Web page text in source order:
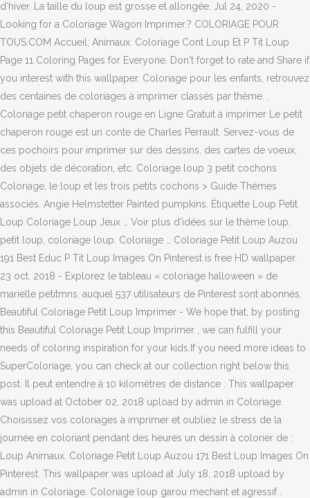
d’hiver. La taille du loup est grosse et allongée. Jul 24, 2020 -
Looking for a Coloriage Wagon Imprimer.? COLORIAGE POUR
TOUS.COM Accueil; Animaux. Coloriage Cont Loup Et P Tit Loup
Page 11 Coloring Pages for Everyone. Don't forget to rate and Share if
you interest with this wallpaper. Coloriage pour les enfants, retrouvez
des centaines de coloriages à imprimer classés par thème. .
Coloriage petit chaperon rouge en Ligne Gratuit à imprimer Le petit
chaperon rouge est un conte de Charles Perrault. Servez-vous de
ces pochoirs pour imprimer sur des dessins, des cartes de voeux,
des objets de décoration, etc. Coloriage loup 3 petit cochons
Coloriage, le loup et les trois petits cochons > Guide Thèmes
associés. Angie Helmstetter Painted pumpkins. Étiquette Loup Petit
Loup Coloriage Loup Jeux … Voir plus d'idées sur le thème loup,
petit loup, coloriage loup. Coloriage … Coloriage Petit Loup Auzou
191 Best Educ P Tit Loup Images On Pinterest is free HD wallpaper.
23 oct. 2018 - Explorez le tableau « coloriage halloween » de
marielle petitmns, auquel 537 utilisateurs de Pinterest sont abonnés.
Beautiful Coloriage Petit Loup Imprimer - We hope that, by posting
this Beautiful Coloriage Petit Loup Imprimer , we can fulfill your
needs of coloring inspiration for your kids.If you need more ideas to
SuperColoriage, you can check at our collection right below this
post. Il peut entendre à 10 kilomètres de distance . This wallpaper
was upload at October 02, 2018 upload by admin in Coloriage.
Choisissez vos coloriages à imprimer et oubliez le stress de la
journée en coloriant pendant des heures un dessin à colorier de :
Loup Animaux. Coloriage Petit Loup Auzou 171 Best Loup Images On
Pinterest. This wallpaper was upload at July 18, 2018 upload by
admin in Coloriage. Coloriage loup garou mechant et agressif .